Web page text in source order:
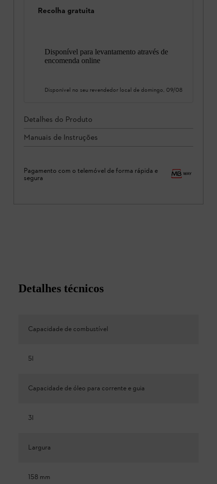
Recolha gratuita
Disponível para levantamento através de
encomenda online
Disponível no seu revendedor local de domingo, 09/08
Detalhes do Produto
Manuais de Instruções
Pagamento com o telemóvel de forma rápida e
segura
Detalhes técnicos
Capacidade de combustível
5l
Capacidade de óleo para corrente e guia
3l
Largura
158 mm